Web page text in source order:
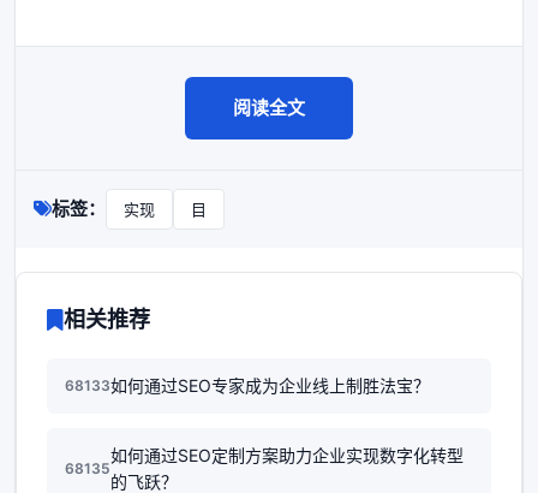
阅读全文
标签： 实现 目
相关推荐
68133如何通过SEO专家成为企业线上制胜法宝？
68135
如何通过SEO定制方案助力企业实现数字化转型
的飞跃？